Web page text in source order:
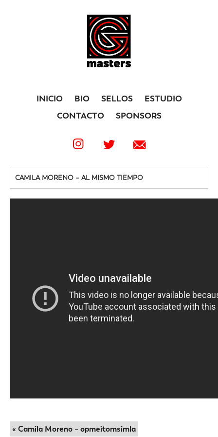
INICIO BIO SELLOS
ESTUDIO
CONTACTO
SPONSORS
CAMILA MORENO – AL MISMO TIEMPO
« Camila Moreno – opmeitomsimla